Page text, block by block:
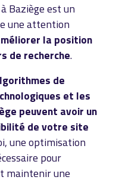
Baziège est un
une attention
la position
de recherche.
de
et les
peuvent avoir un
de votre site
une optimisation
pour
maintenir une